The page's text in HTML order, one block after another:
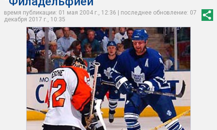
время публикации: 01 мая 2004 г., 12:36 | последнее обновление: 07
декабря 2017 г., 10:35